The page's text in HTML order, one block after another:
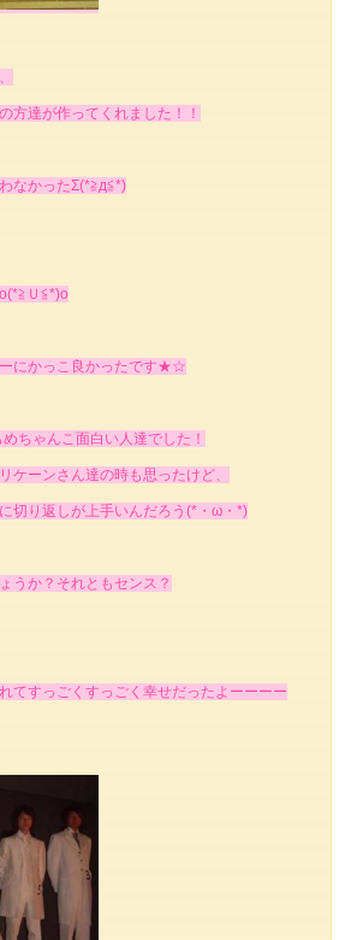
方達が作ってくれました！！
なかったΣ(*≧д≦*)
Ｕ≦*)o
にかっこ良かったです★☆
ちゃんこ面白い人達でした！
ケーンさん達の時も思ったけど、
切り返しが上手いんだろう(*・ω・*)
うか？それともセンス？
てすっごくすっごく幸せだったよーーーー